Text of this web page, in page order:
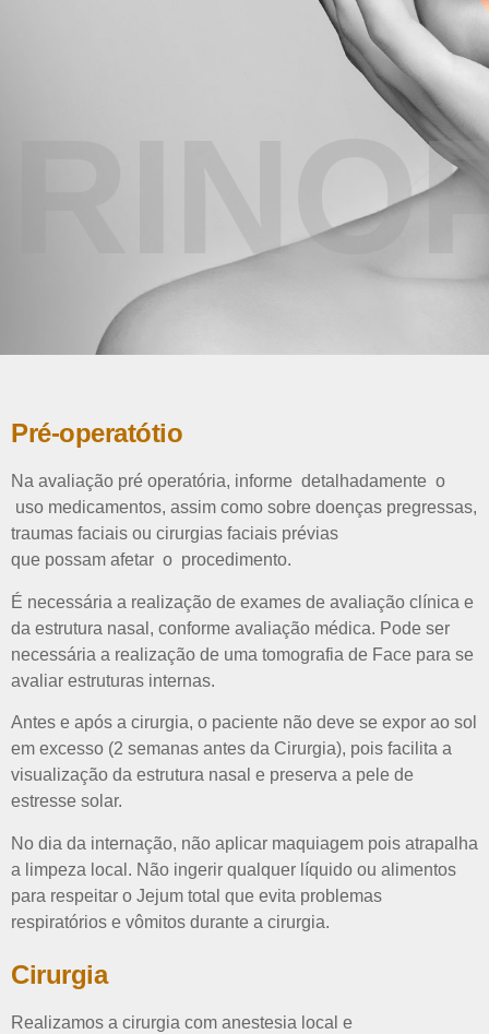
Pré-operatótio
Na avaliação pré operatória, informe detalhadamente o
uso medicamentos, assim como sobre doenças pregressas,
traumas faciais ou cirurgias faciais prévias
que possam afetar o procedimento.
É necessária a realização de exames de avaliação clínica e
da estrutura nasal, conforme avaliação médica. Pode ser
necessária a realização de uma tomografia de Face para se
avaliar estruturas internas.
Antes e após a cirurgia, o paciente não deve se expor ao sol
em excesso (2 semanas antes da Cirurgia), pois facilita a
visualização da estrutura nasal e preserva a pele de
estresse solar.
No dia da internação, não aplicar maquiagem pois atrapalha
a limpeza local. Não ingerir qualquer líquido ou alimentos
para respeitar o Jejum total que evita problemas
respiratórios e vômitos durante a cirurgia.
Cirurgia
Realizamos a cirurgia com anestesia local e